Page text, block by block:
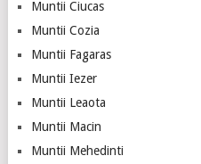
Muntii Ciucas
Muntii Cozia
Muntii Fagaras
Muntii Iezer
Muntii Leaota
Muntii Macin
Muntii Mehedinti